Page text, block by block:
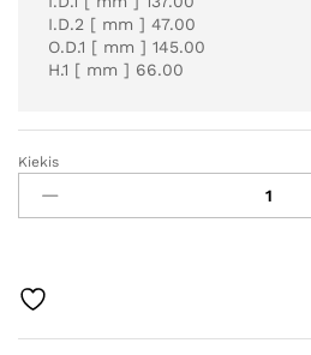
I.D.2 [ mm ] 47.00
O.D.1 [ mm ] 145.00
H.1 [ mm ] 66.00
GD3067
Autostarteris
Kiekis